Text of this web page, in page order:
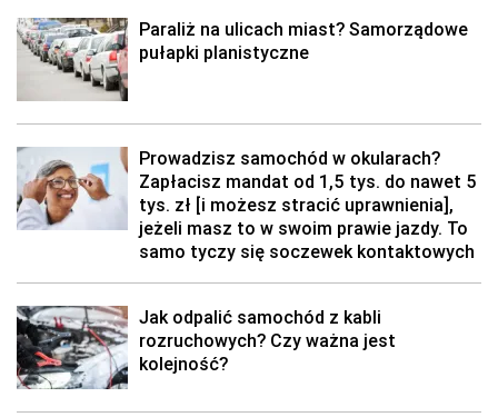
Paraliż na ulicach miast? Samorządowe
pułapki planistyczne
Prowadzisz samochód w okularach?
Zapłacisz mandat od 1,5 tys. do nawet 5
tys. zł [i możesz stracić uprawnienia],
jeżeli masz to w swoim prawie jazdy. To
samo tyczy się soczewek kontaktowych
Jak odpalić samochód z kabli
rozruchowych? Czy ważna jest
kolejność?